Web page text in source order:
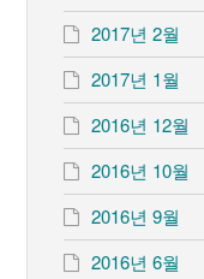
2017년 2월
2017년 1월
2016년 12월
2016년 10월
2016년 9월
2016년 6월